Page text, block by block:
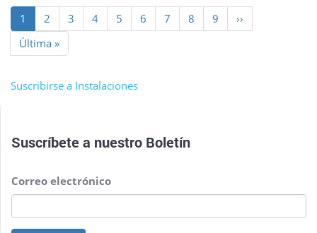
Paginación
Página
actual
1 Page
2 Page
3 Page
4 Page
5 Page
6 Page
7 Page
8 Page
9
Siguiente
página
››
Última
página
Última »
Suscribirse a Instalaciones
Suscríbete a nuestro Boletín
Correo electrónico